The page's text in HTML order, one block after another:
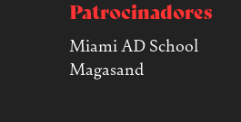
Patrocinadores
Miami AD School
Magasand